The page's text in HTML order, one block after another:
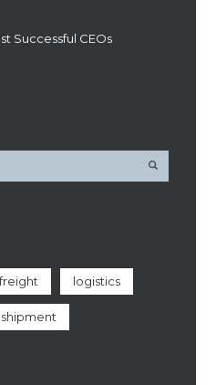
Successful CEOs
freight logistics
shipment